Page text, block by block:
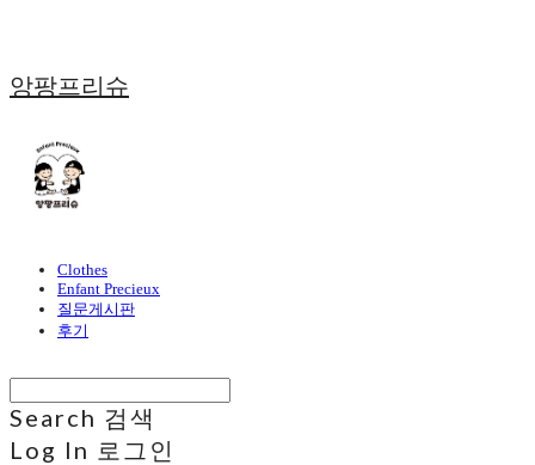
앙팡프리슈
Clothes
Enfant Precieux
질문게시판
후기
Search 검색
Log In 로그인